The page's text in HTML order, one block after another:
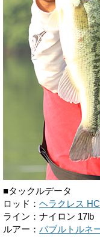
■タックルデータ
ロッド： ヘラクレス
ライン：ナイロン 17lb
ルアー： バブルトルネ